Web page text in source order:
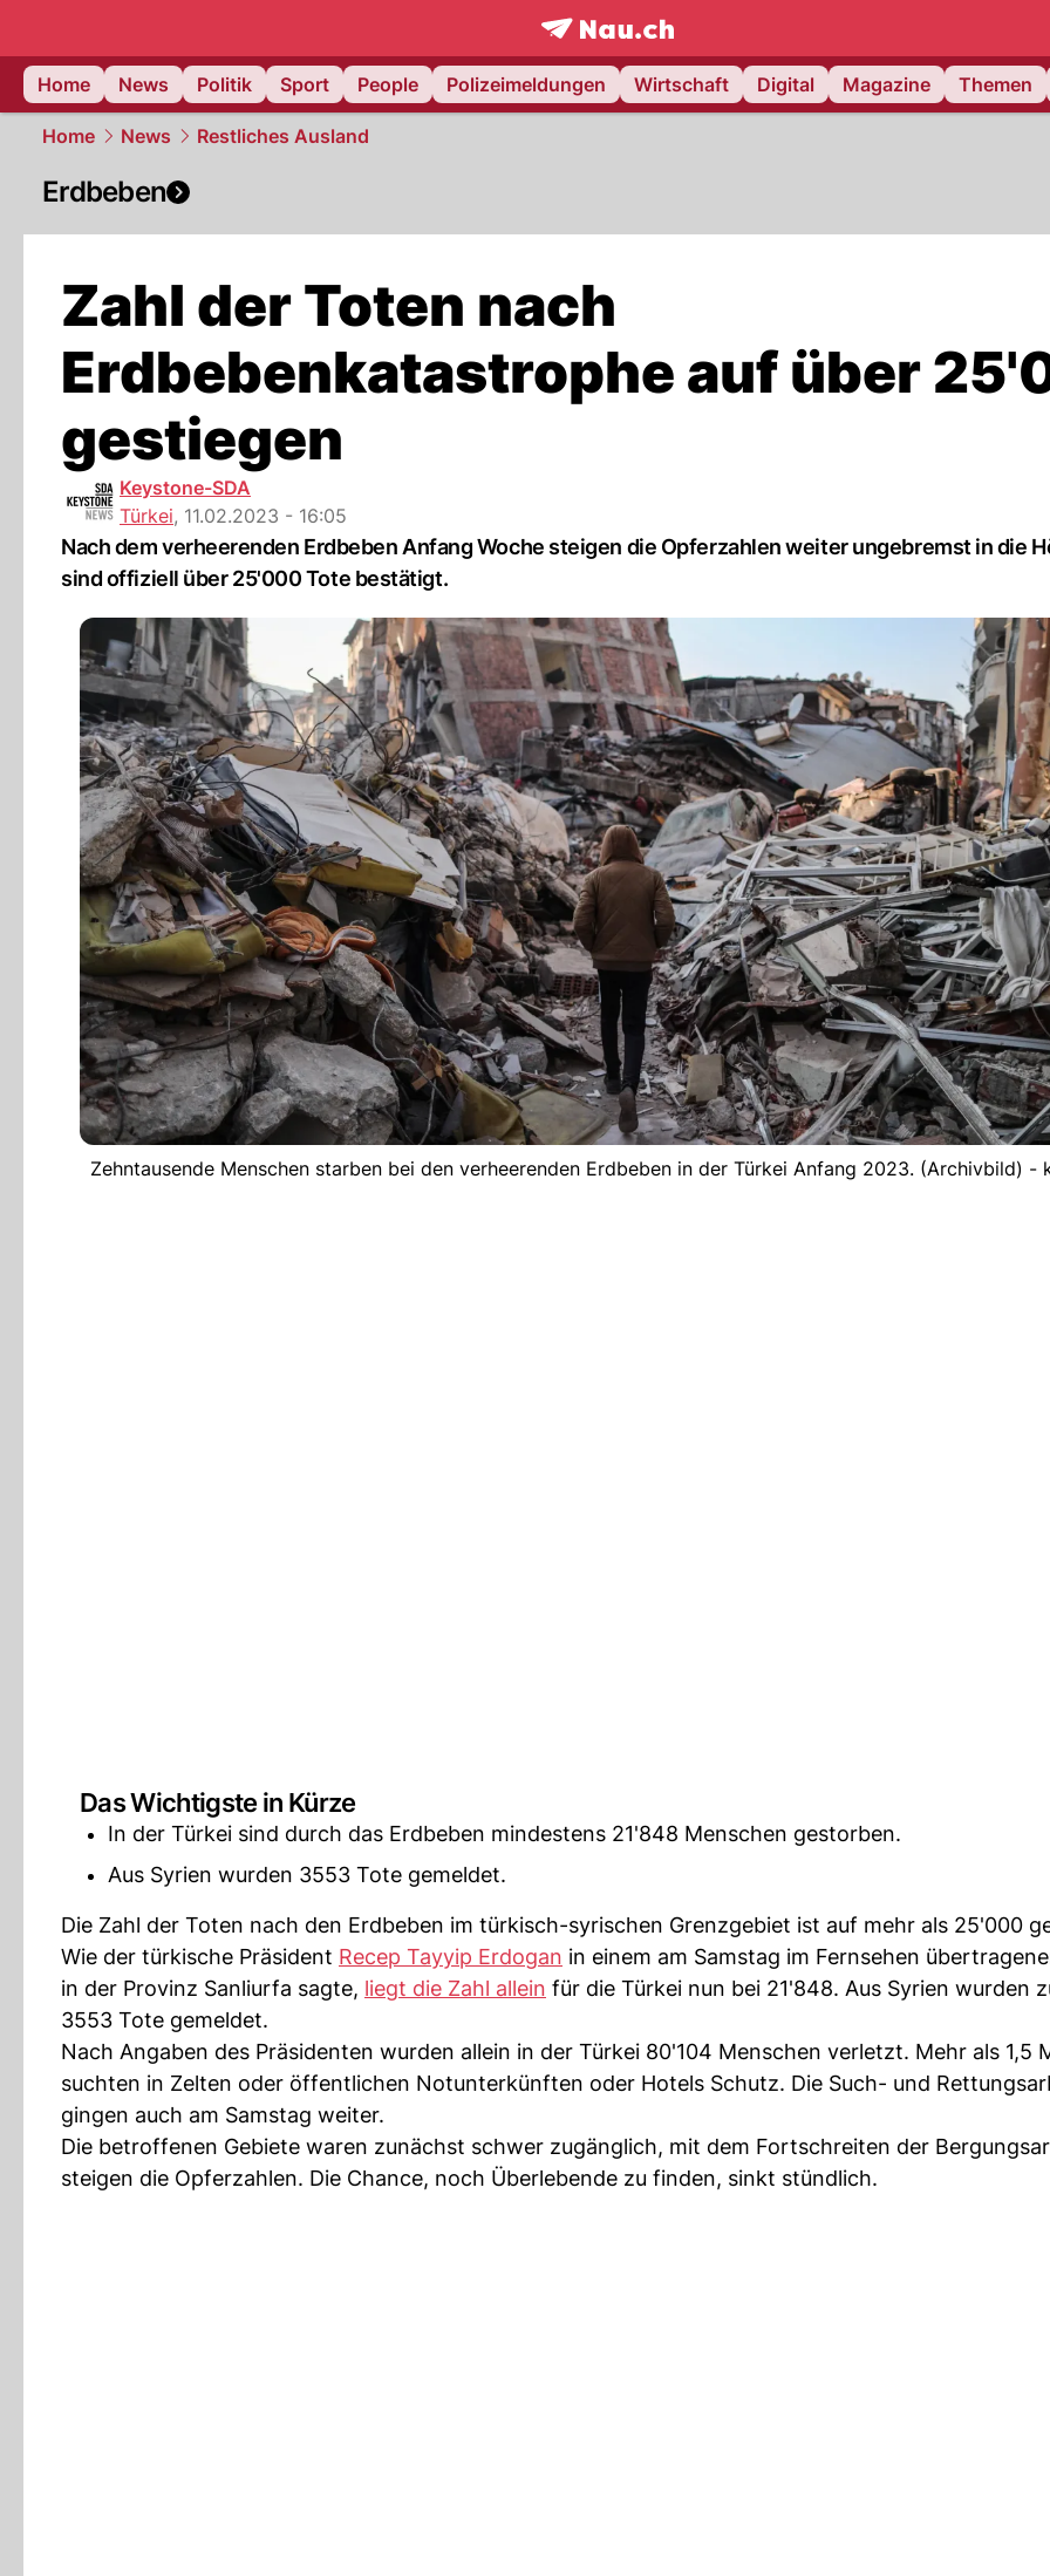
frontpage.NAU.ch
Home
News Politik Sport People Polizeimeldungen Wirtschaft Digital Magazine Themen
Home News Restliches Ausland
Erdbeben
Zahl der Toten nach
Erdbebenkatastrophe auf über
gestiegen
Keystone-SDA
Türkei, 11.02.2023 - 16:05
Nach dem verheerenden Erdbeben Anfang Woche steigen die Opferzahlen weiter ungebremst in die
sind offiziell über 25'000 Tote bestätigt.
Zehntausende Menschen starben bei den verheerenden Erdbeben in der Türkei Anfang 2023. (Archivbild) -
Das Wichtigste in Kürze
In der Türkei sind durch das Erdbeben mindestens 21'848 Menschen gestorben.
Aus Syrien wurden 3553 Tote gemeldet.
Die Zahl der Toten nach den Erdbeben im türkisch-syrischen Grenzgebiet ist auf mehr als 25'000
Wie der türkische Präsident Recep Tayyip Erdogan in einem am Samstag im Fernsehen
in der Provinz Sanliurfa sagte, liegt die Zahl allein für die Türkei nun bei 21'848. Aus Syrien wurden
3553 Tote gemeldet.
Nach Angaben des Präsidenten wurden allein in der Türkei 80'104 Menschen verletzt. Mehr als 1,5
suchten in Zelten oder öffentlichen Notunterkünften oder Hotels Schutz. Die Such- und
gingen auch am Samstag weiter.
Die betroffenen Gebiete waren zunächst schwer zugänglich, mit dem Fortschreiten der
steigen die Opferzahlen. Die Chance, noch Überlebende zu finden, sinkt stündlich.